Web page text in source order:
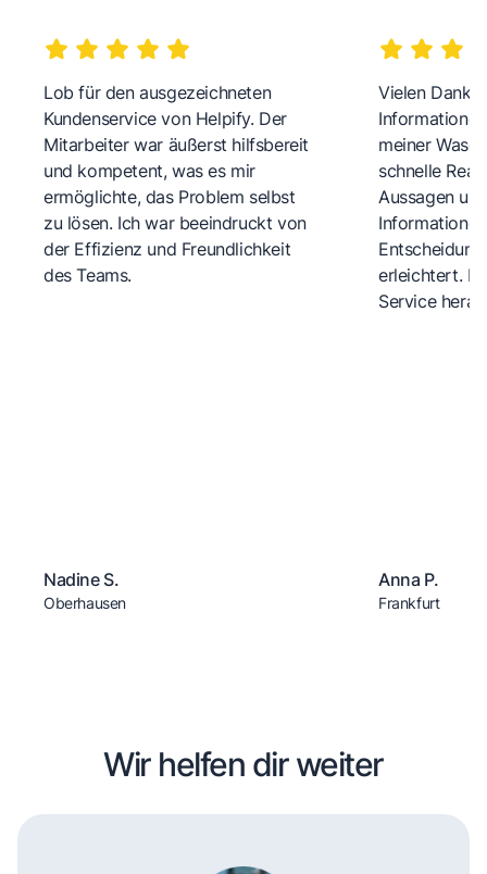
Lob für den ausgezeichneten
Kundenservice von Helpify. Der
Mitarbeiter war äußerst hilfsbereit
und kompetent, was es mir
ermöglichte, das Problem selbst
zu lösen. Ich war beeindruckt von
der Effizienz und Freundlichkeit
des Teams.
Nadine S.
Oberhausen
Vielen Dank
meiner
schnelle
Aussagen
erleichtert.
Service
Anna P.
Frankfurt
Wir helfen dir weiter